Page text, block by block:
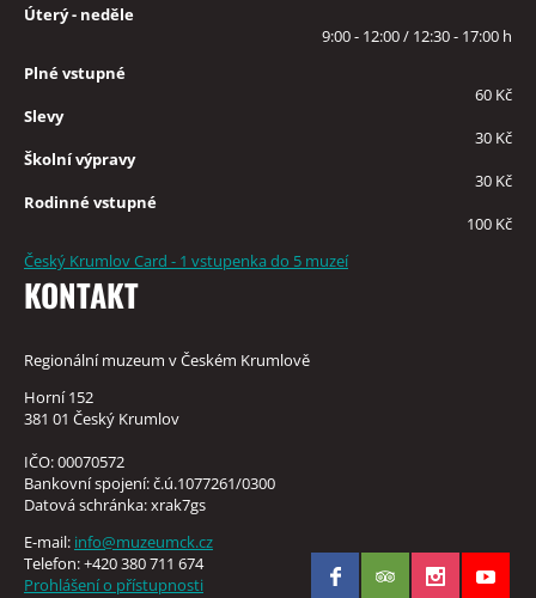
Úterý - neděle
9:00 - 12:00 / 12:30 - 17:00 h
Plné vstupné
60 Kč
Slevy
30 Kč
Školní výpravy
30 Kč
Rodinné vstupné
100 Kč
Český Krumlov Card - 1 vstupenka do 5 muzeí
KONTAKT
Regionální muzeum v Českém Krumlově
Horní 152
381 01 Český Krumlov
IČO: 00070572
Bankovní spojení: č.ú.1077261/0300
Datová schránka: xrak7gs
E-mail: info@muzeumck.cz
Telefon: +420 380 711 674
Prohlášení o přístupnosti